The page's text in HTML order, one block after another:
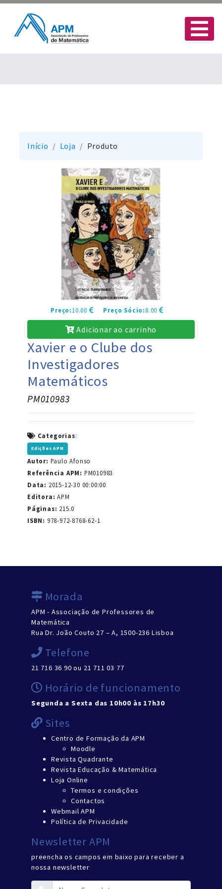
Início Loja Produto
Preço:10.00 Preço Sócio:8.00
Adicionar ao carrinho
Xavier e o Clube dos
Investigadores
Matemáticos
PM010983
Categorias:
Edições APM
Autor: Paulo Afonso
Referência APM: PM010983
Data: 2015-12-30 00:00:00
Editora: APM
Páginas: 215.0
ISBN: 978-972-8768-62-1
Morada
APM - Associação de Professores de
Matemática
Rua Dr. João Couto 27 – A, 1500-236 Lisboa
Telefone
21 716 36 90 ou 21 711 03 77
Horário de funcionamento
Segunda a Sexta das 10h00 às 17h30
Sites
Centro de Formação da APM
Moodle
Revista Quadrante
Revista Educação & Matemática
Loja Online
Termos e condições
Contactos
Webmail APM
Política de Privacidade
Newsletter APM
preencha os campos em baixo para receber a
nossa newsletter